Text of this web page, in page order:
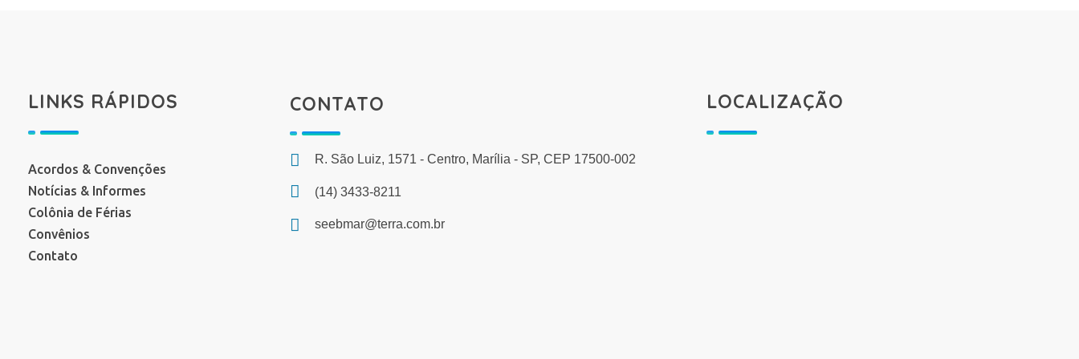
LINKS RÁPIDOS
Acordos & Convenções
Notícias & Informes
Colônia de Férias
Convênios
Contato
CONTATO
R. São Luiz, 1571 - Centro, Marília - SP, CEP 17500-002
(14) 3433-8211
seebmar@terra.com.br
LOCALIZAÇÃO